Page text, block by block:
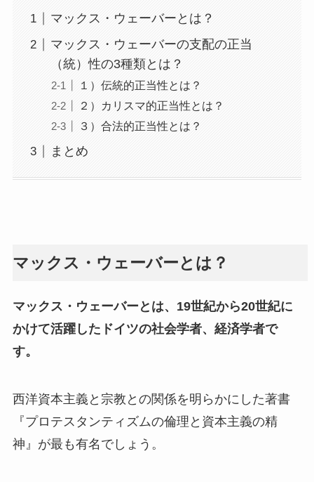
マックス・ウェーバーとは？
マックス・ウェーバーの支配の正当
（統）性の3種類とは？
１）伝統的正当性とは？
２）カリスマ的正当性とは？
３）合法的正当性とは？
まとめ
マックス・ウェーバーとは？
マックス・ウェーバーとは、19世紀から20世紀に
かけて活躍したドイツの社会学者、経済学者で
す。
西洋資本主義と宗教との関係を明らかにした著書
『プロテスタンティズムの倫理と資本主義の精
神』が最も有名でしょう。